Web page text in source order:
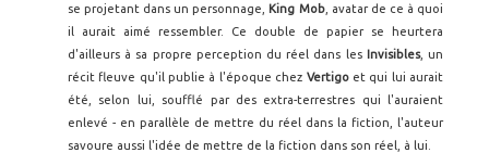
se projetant dans un personnage, King Mob, avatar de ce à quoi
il aurait aimé ressembler. Ce double de papier se heurtera
d'ailleurs à sa propre perception du réel dans les Invisibles, un
récit fleuve qu'il publie à l'époque chez Vertigoet qui lui aurait
été, selon lui, soufflé par des extra-terrestres qui l'auraient
enlevé - en parallèle de mettre du réel dans la fiction, l'auteur
savoure aussi l'idée de mettre de la fiction dans son réel, à lui.